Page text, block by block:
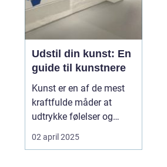
Udstil din kunst: En
guide til kunstnere
Kunst er en af de mest
kraftfulde måder at
udtrykke følelser og
tanker på. Mange
kunstnere drømmer om
02 april 2025